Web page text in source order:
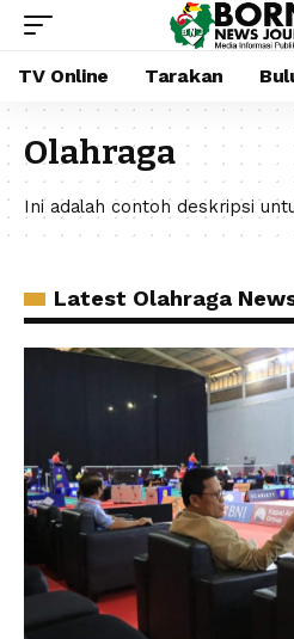
TV Online Tarakan
Olahraga
Ini adalah contoh deskripsi
Latest Olahraga